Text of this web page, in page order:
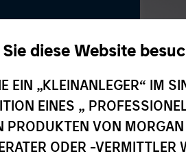
diese Website
EIN „KLEINANLEGER“ IM
EINES „
PRODUKTEN VON
ODER -